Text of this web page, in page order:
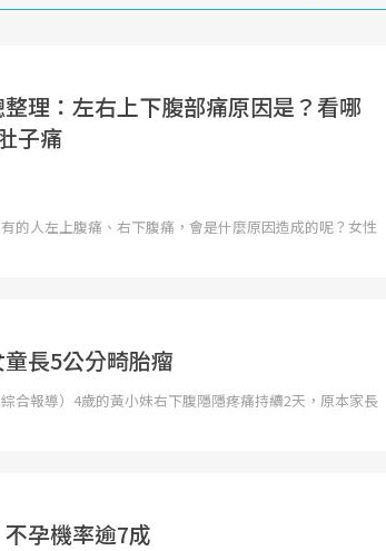
理：左右上下腹部痛原因是？看哪
子痛
的人左上腹痛、右下腹痛，會是什麼原因造成的呢？女性
長5公分畸胎瘤
綜合報導）4歲的黃小妹右下腹隱隱疼痛持續2天，原本家長
孕機率逾7成
面對超高齡社會的浪潮，台灣正在快速邁
向「健康照護」的新時代。隨著國家政策
心議題。然而，健檢不只是醫療院所的服
2025年，就到良醫生活祭體驗「一站式健
康新生活」，從講座、體驗到運動，全面